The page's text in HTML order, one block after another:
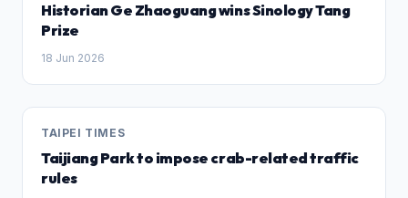
Historian Ge Zhaoguang wins Sinology Tang
Prize
18 Jun 2026
TAIPEI TIMES
Taijiang Park to impose crab-related traffic
rules